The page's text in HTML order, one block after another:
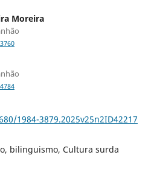
Moreira
1984-3879.2025v25n2ID42217
bilinguismo, Cultura surda